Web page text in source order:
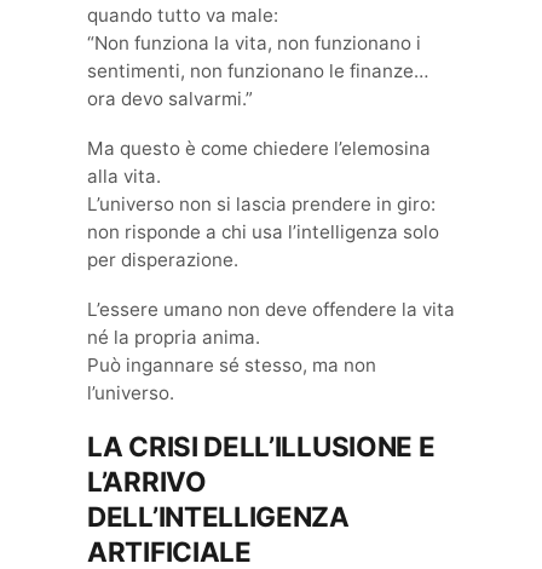
quando tutto va male:
“Non funziona la vita, non funzionano i
sentimenti, non funzionano le finanze…
ora devo salvarmi.”
Ma questo è come chiedere l’elemosina
alla vita.
L’universo non si lascia prendere in giro:
non risponde a chi usa l’intelligenza solo
per disperazione.
L’essere umano non deve offendere la vita
né la propria anima.
Può ingannare sé stesso, ma non
l’universo.
LA CRISI DELL’ILLUSIONE E
L’ARRIVO
DELL’INTELLIGENZA
ARTIFICIALE